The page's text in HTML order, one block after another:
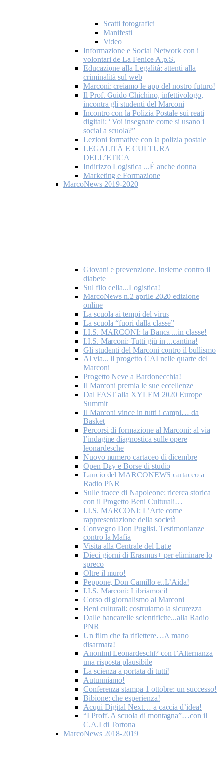
Scatti fotografici
Manifesti
Video
Informazione e Social Network con i
volontari de La Fenice A.p.S.
Educazione alla Legalità: attenti alla
criminalità sul web
Marconi: creiamo le app del nostro futuro!
Il Prof. Guido Chichino, infettivologo,
incontra gli studenti del Marconi
Incontro con la Polizia Postale sui reati
digitali: “Voi insegnate come si usano i
social a scuola?”
Lezioni formative con la polizia postale
LEGALITÀ E CULTURA
DELL’ETICA
Indirizzo Logistica ...È anche donna
Marketing e Formazione
MarcoNews 2019-2020
Giovani e prevenzione. Insieme contro il
diabete
Sul filo della...Logistica!
MarcoNews n.2 aprile 2020 edizione
online
La scuola ai tempi del virus
La scuola “fuori dalla classe”
I.I.S. MARCONI: la Banca ...in classe!
I.I.S. Marconi: Tutti giù in ...cantina!
Gli studenti del Marconi contro il bullismo
Al via... il progetto CAI nelle quarte del
Marconi
Progetto Neve a Bardonecchia!
Il Marconi premia le sue eccellenze
Dal FAST alla XYLEM 2020 Europe
Summit
Il Marconi vince in tutti i campi… da
Basket
Percorsi di formazione al Marconi: al via
l’indagine diagnostica sulle opere
leonardesche
Nuovo numero cartaceo di dicembre
Open Day e Borse di studio
Lancio del MARCONEWS cartaceo a
Radio PNR
Sulle tracce di Napoleone: ricerca storica
con il Progetto Beni Culturali…
I.I.S. MARCONI: L’Arte come
rappresentazione della società
Convegno Don Puglisi. Testimonianze
contro la Mafia
Visita alla Centrale del Latte
Dieci giorni di Erasmus+ per eliminare lo
spreco
Oltre il muro!
Peppone, Don Camillo e..L’Aida!
I.I.S. Marconi: Libriamoci!
Corso di giornalismo al Marconi
Beni culturali: costruiamo la sicurezza
Dalle bancarelle scientifiche...alla Radio
PNR
Un film che fa riflettere…A mano
disarmata!
Anonimi Leonardeschi? con l’Alternanza
una risposta plausibile
La scienza a portata di tutti!
Autunniamo!
Conferenza stampa 1 ottobre: un successo!
Bibione: che esperienza!
Acqui Digital Next… a caccia d’idea!
“I Proff. A scuola di montagna”…con il
C.A.I di Tortona
MarcoNews 2018-2019